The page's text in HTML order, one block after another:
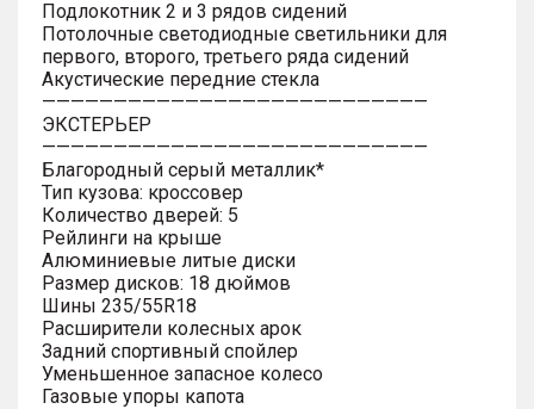
Подлокотник 2 и 3 рядов сидений
Потолочные светодиодные светильники для
первого, второго, третьего ряда сидений
Акустические передние стекла
———————————————————————————
ЭКСТЕРЬЕР
———————————————————————————
Благородный серый металлик*
Тип кузова: кроссовер
Количество дверей: 5
Рейлинги на крыше
Алюминиевые литые диски
Размер дисков: 18 дюймов
Шины 235/55R18
Расширители колесных арок
Задний спортивный спойлер
Уменьшенное запасное колесо
Газовые упоры капота